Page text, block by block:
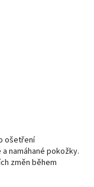
ošetření
namáhané pokožky.
změn během